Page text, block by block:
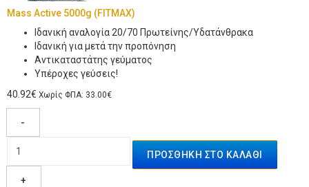
Mass Active 5000g (FITMAX)
Ιδανική αναλογία 20/70 Πρωτείνης/Υδατάνθρακα
Ιδανική για μετά την προπόνηση
Αντικαταστάτης γεύματος
Υπέροχες γεύσεις!
40.92€ Χωρίς ΦΠΑ: 33.00€
-
+